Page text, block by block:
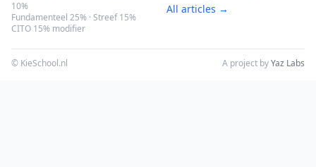
10%
Fundamenteel 25% · Streef 15%
CITO 15% modifier
All articles →
© KieSchool.nl A project byYaz Labs